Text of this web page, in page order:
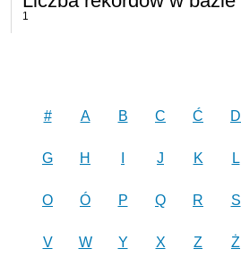
1
# A B C Ć D
G H J K L
O Ó P Q R S
V W Y X Z Ż